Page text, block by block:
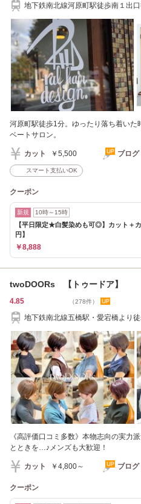
地下鉄南北線河原町駅徒歩南１出
河原町駅徒歩1分。ゆったり落ち着いた
ベートサロン。
カット ￥5,500 ブログ
スマート支払いOK
クーポン
新規 10時～15時
【平日限定★白髪染めも可◎】カット＋
円】
￥8,888
twoDOORs 【トゥードア】
4.85 （278件）
地下鉄南北線五橋駅・愛宕橋より
《高評価口コミ多数》本物志向の実力
とときを…♪メンズも大歓迎！
カット ￥4,800～ ブログ
クーポン